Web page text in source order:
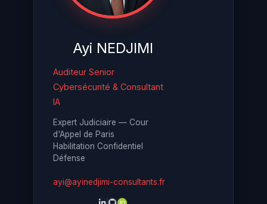
Ayi NEDJIMI
Auditeur Senior
Cybersécurité & Consultant
IA
Expert Judiciaire — Cour
d'Appel de Paris
Habilitation Confidentiel
Défense
ayi@ayinedjimi-consultants.fr